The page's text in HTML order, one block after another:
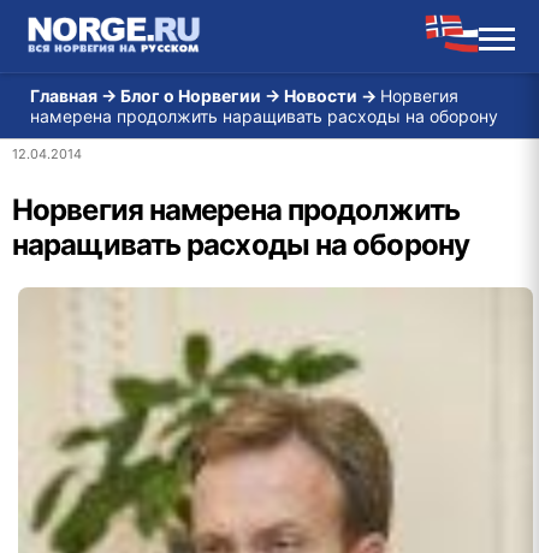
Главная → Блог о Норвегии → Новости → Норвегия
намерена продолжить наращивать расходы на оборону
12.04.2014
Норвегия намерена продолжить
наращивать расходы на оборону